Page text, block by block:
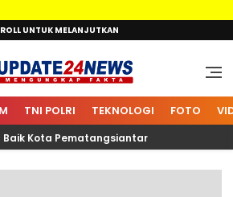
UNTUK MELANJUTKAN
Update24News.id
Mengungkap Fakta
TNI POLRI TEKNOLOGI FOTO
Kota Pematangsiantar